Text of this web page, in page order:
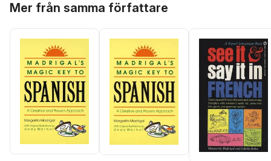
Mer från samma författare